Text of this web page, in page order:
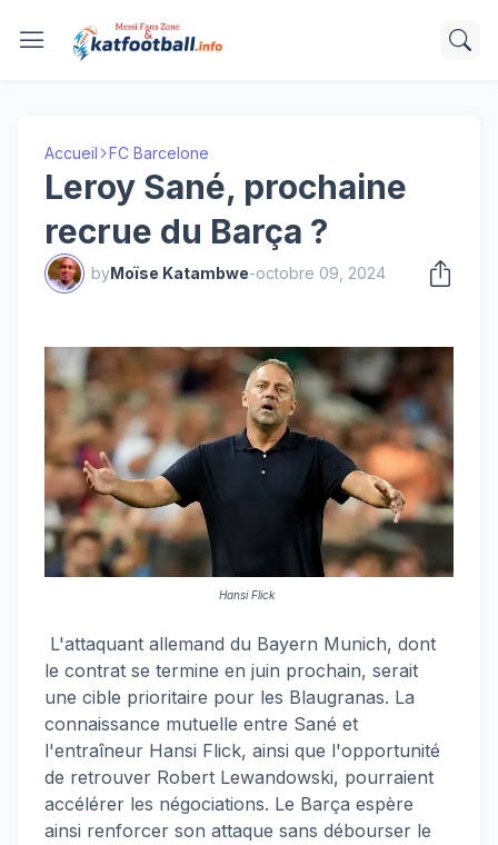
Accueil FC Barcelone
Leroy Sané, prochaine
recrue du Barça ?
byMoïse Katambwe-octobre 09, 2024
Hansi Flick
L'attaquant allemand du Bayern Munich, dont
le contrat se termine en juin prochain, serait
une cible prioritaire pour les Blaugranas. La
connaissance mutuelle entre Sané et
l'entraîneur Hansi Flick, ainsi que l'opportunité
de retrouver Robert Lewandowski, pourraient
accélérer les négociations. Le Barça espère
ainsi renforcer son attaque sans débourser le